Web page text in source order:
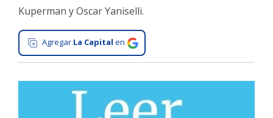
Salud
General
Kuperman y Oscar Yaniselli.
Agregar La Capital en